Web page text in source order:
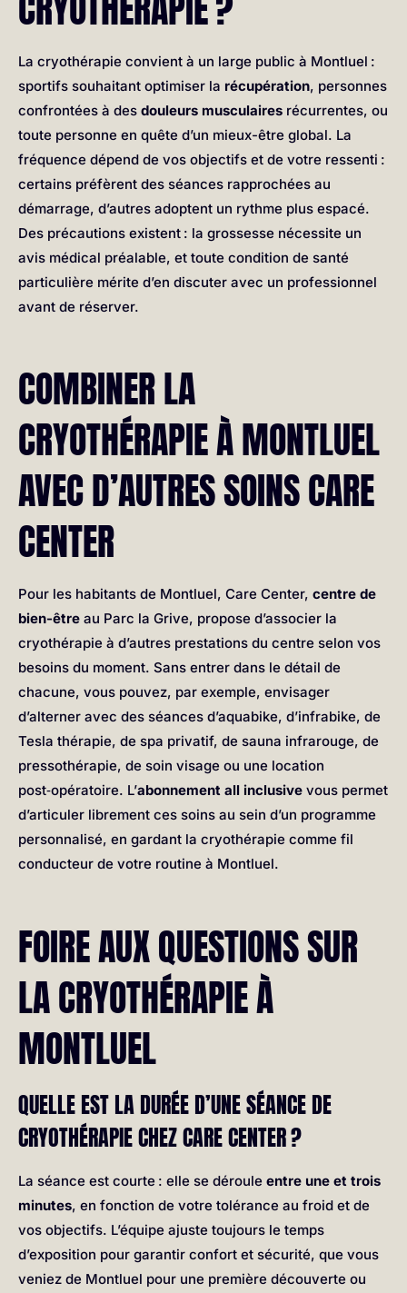
La cryothérapie convient à un large public à Montluel :
sportifs souhaitant optimiser la récupération, personnes
confrontées à des douleurs musculaires récurrentes, ou
toute personne en quête d’un mieux-être global. La
fréquence dépend de vos objectifs et de votre ressenti :
certains préfèrent des séances rapprochées au
démarrage, d’autres adoptent un rythme plus espacé.
Des précautions existent : la grossesse nécessite un
avis médical préalable, et toute condition de santé
particulière mérite d’en discuter avec un professionnel
avant de réserver.
COMBINER LA
CRYOTHÉRAPIE À MONTLUEL
AVEC D’AUTRES SOINS CARE
CENTER
Pour les habitants de Montluel, Care Center, centre de
bien-être au Parc la Grive, propose d’associer la
cryothérapie à d’autres prestations du centre selon vos
besoins du moment. Sans entrer dans le détail de
chacune, vous pouvez, par exemple, envisager
d’alterner avec des séances d’aquabike, d’infrabike, de
Tesla thérapie, de spa privatif, de sauna infrarouge, de
pressothérapie, de soin visage ou une location
post‑opératoire. L’abonnement all inclusive vous permet
d’articuler librement ces soins au sein d’un programme
personnalisé, en gardant la cryothérapie comme fil
conducteur de votre routine à Montluel.
FOIRE AUX QUESTIONS SUR
LA CRYOTHÉRAPIE À
MONTLUEL
QUELLE EST LA DURÉE D’UNE SÉANCE DE
CRYOTHÉRAPIE CHEZ CARE CENTER ?
La séance est courte : elle se déroule entre une et trois
minutes, en fonction de votre tolérance au froid et de
vos objectifs. L’équipe ajuste toujours le temps
d’exposition pour garantir confort et sécurité, que vous
veniez de Montluel pour une première découverte ou